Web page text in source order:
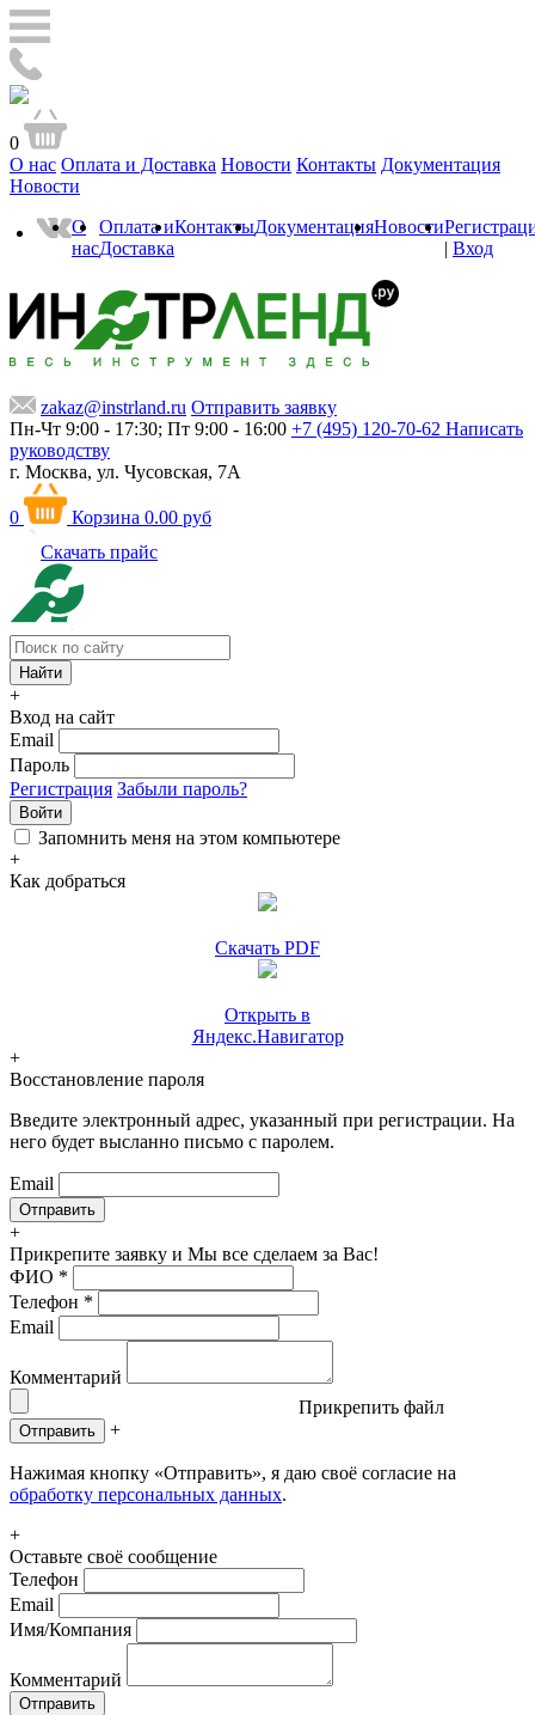
0
О нас Оплата и Доставка Новости Контакты Документация
Новости
О
нас
Оплата и
Доставка
КонтактыДокументацияНовости
| Вход
zakaz@instrland.ru Отправить заявку
Пн-Чт 9:00 - 17:30; Пт 9:00 - 16:00 +7 (495) 120-70-62 Написать
руководству
г. Москва, ул. Чусовская, 7А
0 Корзина 0.00 руб
Скачать прайс
+
Вход на сайт
Email
Пароль
Регистрация Забыли пароль?
Войти
Запомнить меня на этом компьютере
+
Как добраться
Скачать PDF
Открыть в
Яндекс.Навигатор
+
Восстановление пароля
Введите электронный адрес, указанный при регистрации. На
него будет высланно письмо с паролем.
Email
+
Прикрепите заявку и Мы все сделаем за Вас!
ФИО *
Телефон *
Email
Комментарий
Прикрепить файл
Отправить +
Нажимая кнопку «Отправить», я даю своё согласие на
обработку персональных данных.
+
Оставьте своё сообщение
Телефон
Email
Имя/Компания
Комментарий
Отправить